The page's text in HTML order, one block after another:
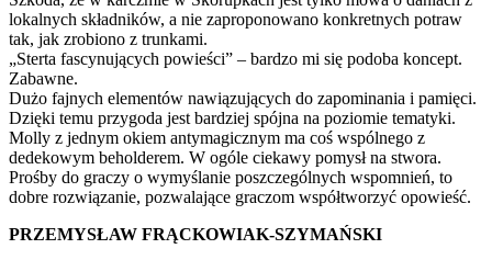
lokalnych składników, a nie zaproponowano konkretnych potraw
tak, jak zrobiono z trunkami.
„Sterta fascynujących powieści” – bardzo mi się podoba koncept.
Zabawne.
Dużo fajnych elementów nawiązujących do zapominania i pamięci.
Dzięki temu przygoda jest bardziej spójna na poziomie tematyki.
Molly z jednym okiem antymagicznym ma coś wspólnego z
dedekowym beholderem. W ogóle ciekawy pomysł na stwora.
Prośby do graczy o wymyślanie poszczególnych wspomnień, to
dobre rozwiązanie, pozwalające graczom współtworzyć opowieść.
PRZEMYSŁAW FRĄCKOWIAK-SZYMAŃSKI